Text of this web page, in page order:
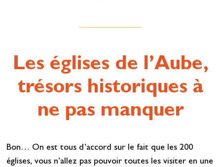
Les églises de l’Aube,
trésors historiques à
ne pas manquer
Bon… On est tous d’accord sur le fait que les 200
églises, vous n’allez pas pouvoir toutes les visiter en une